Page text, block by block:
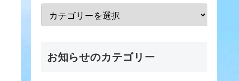
お知らせのカテゴリー